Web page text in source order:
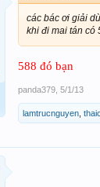
các bác ơi giải
khi đi mai tán có
588 đó bạn
panda379 5/1/13
lamtrucnguyen